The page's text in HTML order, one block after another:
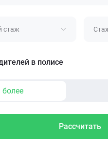
стаж
в полисе
более
Рассчитать